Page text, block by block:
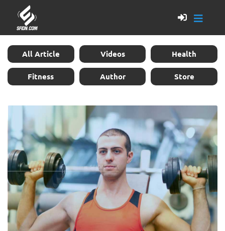
All Article Videos Health
Fitness Author Store